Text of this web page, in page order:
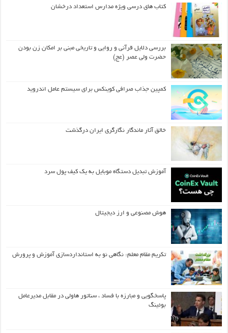
کتاب های درسی ویژه مدارس استعداد درخشان
بررسی دلایل قرآنی و روایی و تاریخی مبنی بر امکان زن بودن
حضرت ولی عصر (عج)
کمپین جذاب صرافی کوینکس برای سیستم عامل اندروید
خالق آثار ماندگار نگارگری ایران درگذشت
آموزش تبدیل دستگاه موبایل به یک کیف‌ پول سرد
هوش مصنوعی و ارز دیجیتال
تکریم مقام معلم: نگاهی نو به استانداردسازی آموزش و پرورش
پاسخگویی و مبارزه با فساد ، سناتور هاولی در مقابل مدیرعامل
بوئینگ